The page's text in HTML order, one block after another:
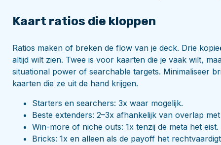
Kaart ratios die kloppen
Ratios maken of breken de flow van je deck. Drie
altijd wilt zien. Twee is voor kaarten die je vaak wilt,
situational power of searchable targets. Minimaliseer
kaarten die ze uit de hand krijgen.
Starters en searchers: 3x waar mogelijk.
Beste extenders: 2–3x afhankelijk van overlap
Win-more of niche outs: 1x tenzij de meta het eist.
Bricks: 1x en alleen als de payoff het